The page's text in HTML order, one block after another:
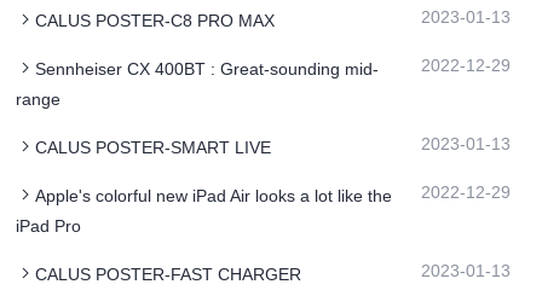
CALUS POSTER-C8 PRO MAX 2023-01-13
Sennheiser CX 400BT : Great-sounding mid-
range
2022-12-29
CALUS POSTER-SMART LIVE 2023-01-13
Apple's colorful new iPad Air looks a lot like the
iPad Pro
2022-12-29
CALUS POSTER-FAST CHARGER 2023-01-13